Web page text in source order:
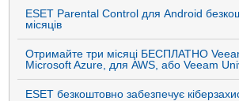
ESET Parental Control для Android безкоштовно на 6
місяців
Отримайте три місяці БЕСПЛАТНО Veeam Backup для
Microsoft Azure, для AWS, або Veeam
ESET безкоштовно забезпечує